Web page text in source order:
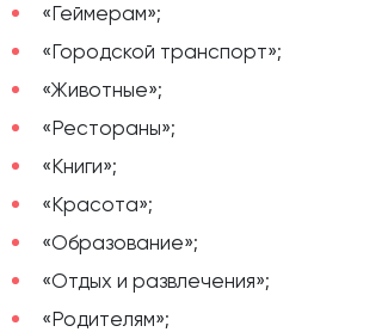
«Геймерам»;
«Городской транспорт»;
«Животные»;
«Рестораны»;
«Книги»;
«Красота»;
«Образование»;
«Отдых и развлечения»;
«Родителям»;